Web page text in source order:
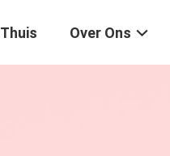
Thuis Over Ons